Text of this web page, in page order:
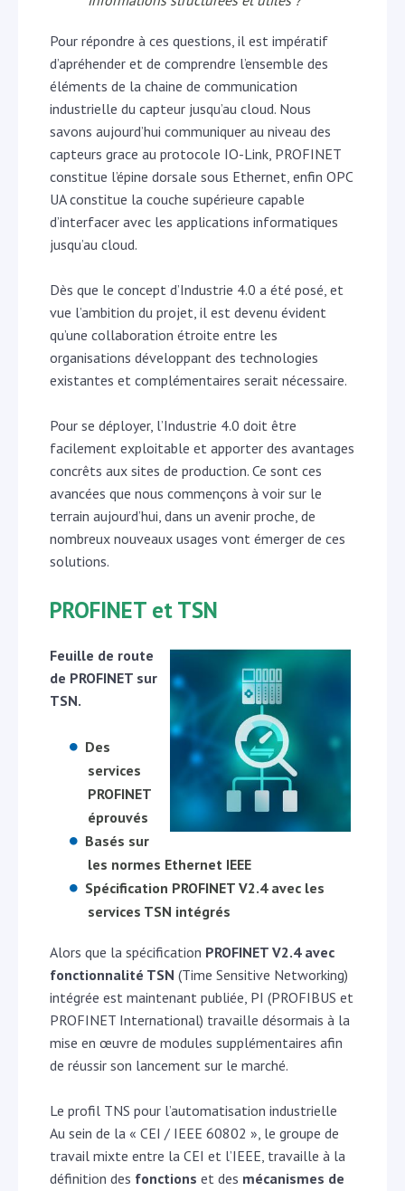
Pour répondre à ces questions, il est impératif
d’apréhender et de comprendre l’ensemble des
éléments de la chaine de communication
industrielle du capteur jusqu’au cloud. Nous
savons aujourd’hui communiquer au niveau des
capteurs grace au protocole IO-Link, PROFINET
constitue l’épine dorsale sous Ethernet, enfin OPC
UA constitue la couche supérieure capable
d’interfacer avec les applications informatiques
jusqu’au cloud.
Dès que le concept d’Industrie 4.0 a été posé, et
vue l’ambition du projet, il est devenu évident
qu’une collaboration étroite entre les
organisations développant des technologies
existantes et complémentaires serait nécessaire.
Pour se déployer, l’Industrie 4.0 doit être
facilement exploitable et apporter des avantages
concrêts aux sites de production. Ce sont ces
avancées que nous commençons à voir sur le
terrain aujourd’hui, dans un avenir proche, de
nombreux nouveaux usages vont émerger de ces
solutions.
PROFINET et TSN
Feuille de route
de PROFINET sur
TSN.
Des
services
PROFINET
éprouvés
Basés sur
les normes Ethernet IEEE
Spécification PROFINET V2.4 avec les
services TSN intégrés
Alors que la spécification PROFINET V2.4 avec
fonctionnalité TSN (Time Sensitive Networking)
intégrée est maintenant publiée, PI (PROFIBUS et
PROFINET International) travaille désormais à la
mise en œuvre de modules supplémentaires afin
de réussir son lancement sur le marché.
Le profil TNS pour l’automatisation industrielle
Au sein de la « CEI / IEEE 60802 », le groupe de
travail mixte entre la CEI et l’IEEE, travaille à la
définition des fonctions et des mécanismes de